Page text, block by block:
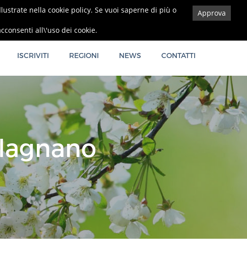
Privacy Policy
ISCRIVITI REGIONI NEWS CONTATTI
Approva
nella cookie policy. Se vuoi saperne di più o
all\'uso dei cookie.